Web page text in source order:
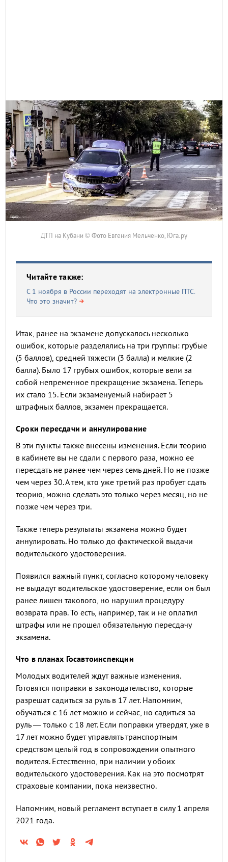
ДТП на Кубани © Фото Евгения Мельченко, Юга.ру
Читайте также:
С 1 ноября в России переходят на электронные ПТС.
Что это значит?
Итак, ранее на экзамене допускалось несколько
ошибок, которые разделялись на три группы: грубые
(5 баллов), средней тяжести (3 балла) и мелкие (2
балла). Было 17 грубых ошибок, которые вели за
собой непременное прекращение экзамена. Теперь
их стало 15. Если экзаменуемый набирает 5
штрафных баллов, экзамен прекращается.
Сроки пересдачи и аннулирование
В эти пункты также внесены изменения. Если теорию
в кабинете вы не сдали с первого раза, можно ее
пересдать не ранее чем через семь дней. Но не позже
чем через 30. А тем, кто уже третий раз пробует сдать
теорию, можно сделать это только через месяц, но не
позже чем через три.
Также теперь результаты экзамена можно будет
аннулировать. Но только до фактической выдачи
водительского удостоверения.
Появился важный пункт, согласно которому человеку
не выдадут водительское удостоверение, если он был
ранее лишен такового, но нарушил процедуру
возврата прав. То есть, например, так и не оплатил
штрафы или не прошел обязательную пересдачу
экзамена.
Что в планах Госавтоинспекции
Молодых водителей ждут важные изменения.
Готовятся поправки в законодательство, которые
разрешат садиться за руль в 17 лет. Напомним,
обучаться с 16 лет можно и сейчас, но садиться за
руль — только с 18 лет. Если поправки утвердят, уже в
17 лет можно будет управлять транспортным
средством целый год в сопровождении опытного
водителя. Естественно, при наличии у обоих
водительского удостоверения. Как на это посмотрят
страховые компании, пока неизвестно.
Напомним, новый регламент вступает в силу 1 апреля
2021 года.